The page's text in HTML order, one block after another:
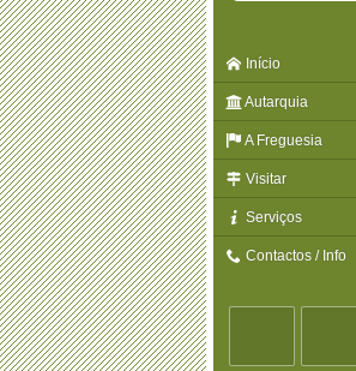
Início
Autarquia
A Freguesia
Visitar
Serviços
Contactos / Info